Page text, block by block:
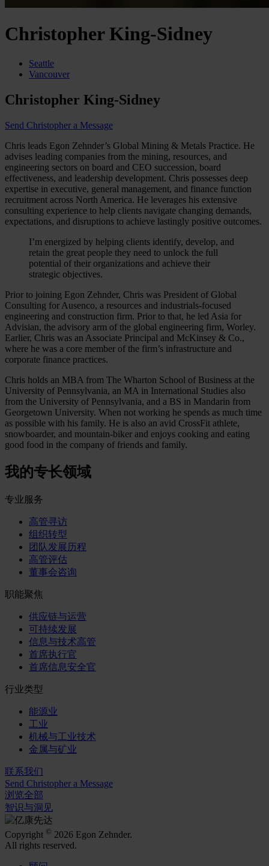
Christopher King-Sidney
Seattle
Vancouver
Christopher King-Sidney
Send Christopher a Message
Chris leads Egon Zehnder’s Global Mining & Metals Practice. He
advises leading companies from the mining, resources, and
engineering sectors on board and CEO succession, board
effectiveness, and leadership development. Chris possesses deep
expertise in executive, general management, and finance function
recruitment across North America. He leverages his extensive
consulting experience to help clients navigate changing demands,
expectations, and disruptions to achieve lastingly positive outcomes.
I’m energized by helping clients identify, develop, and
retain the great people they need to unlock the full
potential of their organizations and achieve their
strategic objectives.
Prior to joining Egon Zehnder, Chris was President of Global
Consulting for Ausenco, a resources and industrials-focused
engineering and construction firm. Prior to that, he led Asia for
Advisian, the advisory arm of the global engineering firm, Worley.
Earlier, Chris was an Associate Principal and McKinsey & Co.,
where he was a core member of the firm’s infrastructure and
corporate finance practices.
Chris holds an MBA from The Wharton School of Business at the
University of Pennsylvania, an MA in International Studies also
from the University of Pennsylvania, and a BS in Mandarin from
Georgetown University. When not working he spends as much time
as possible with his family. He is also an avid CrossFit athlete,
snowboarder, and mountain-biker and enjoys cooking and eating
good food in the company of friends and family.
我的专长领域
专业服务
高管寻访
组织转型
团队发展历程
高管评估
董事会咨询
职能聚焦
供应链与运营
可持续发展
信息与技术高管
首席执行官
首席信息安全官
行业类型
能源业
工业
机械与工业技术
金属与矿业
联系我们
Send Christopher a Message
浏览全部
智识与洞见
Copyright © 2026 Egon Zehnder.
All rights reserved.